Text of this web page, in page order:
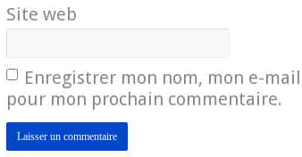
Site web
Enregistrer mon nom, mon e-
pour mon prochain commentaire.